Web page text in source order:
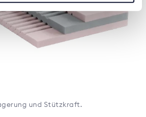
und Stützkraft.